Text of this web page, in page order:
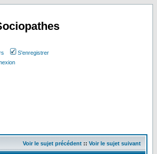
S'enregistrer
Voir le sujet précédent :: Voir le sujet suivant